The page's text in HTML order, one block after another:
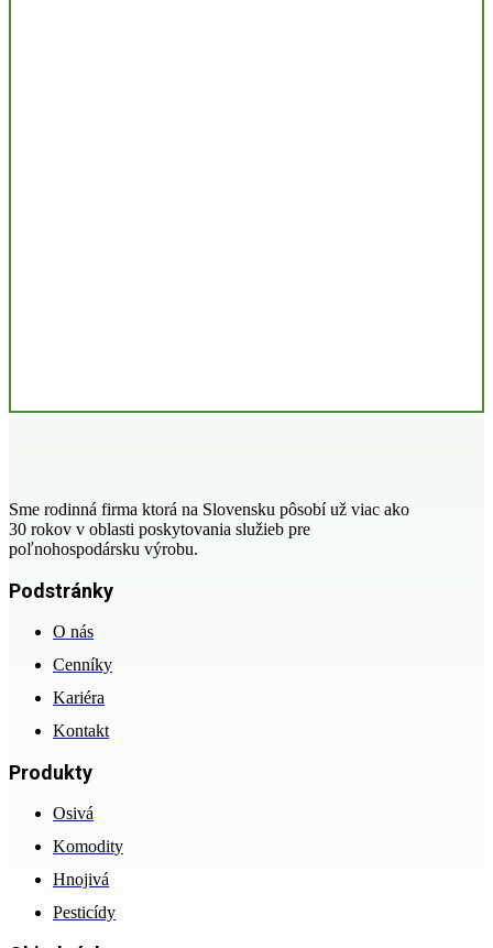
Sme rodinná firma ktorá na Slovensku pôsobí už viac ako
30 rokov v oblasti poskytovania služieb pre
poľnohospodársku výrobu.
Podstránky
O nás
Cenníky
Kariéra
Kontakt
Produkty
Osivá
Komodity
Hnojivá
Pesticídy